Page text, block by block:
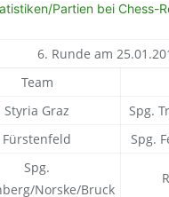
Partien bei Chess-
6. Runde am
Team
Styria Graz
Spg.
Fürstenfeld
Spg.
Spg.
Norske/Bruck